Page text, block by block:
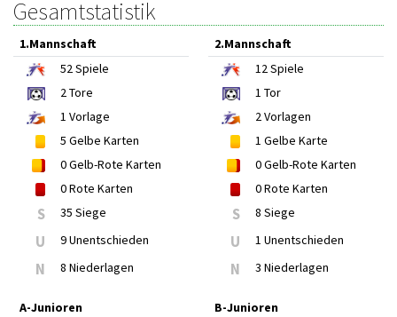
Gesamtstatistik
1.Mannschaft
52Spiele
2Tore
1 Vorlage
5 Gelbe Karten
0Gelb-Rote Karten
0Rote Karten
S 35 Siege
U 9 Unentschieden
N 8 Niederlagen
2.Mannschaft
12Spiele
1 Tor
2Vorlagen
1 Gelbe Karte
0Gelb-Rote Karten
0Rote Karten
S 8 Siege
U 1 Unentschieden
N 3 Niederlagen
A-Junioren
B-Junioren